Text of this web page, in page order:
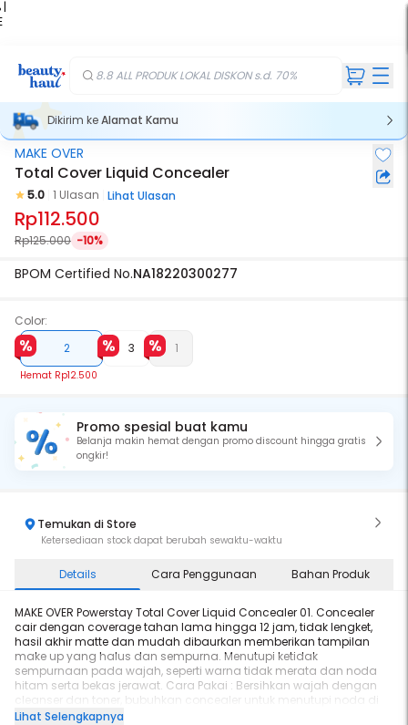
|
8.8 ALL PRODUK LOKAL DISKON s.d. 70%
Dikirim keAlamat Kamu
MAKE OVER
Total Cover Liquid Concealer
5.0 1 Ulasan Lihat Ulasan
Rp112.500
Rp125.000 -10%
BPOM Certified No.NA18220300277
Color:
2
Hemat Rp12.500
3 1
Promo spesial buat kamu
Belanja makin hemat dengan promo discount hingga gratis
ongkir!
Temukan di Store
Ketersediaan stock dapat berubah sewaktu-waktu
Details Cara Penggunaan Bahan Produk
MAKE OVER Powerstay Total Cover Liquid Concealer 01. Concealer
cair dengan coverage tahan lama hingga 12 jam, tidak lengket,
hasil akhir matte dan mudah dibaurkan memberikan tampilan
make up yang halus dan sempurna. Menutupi ketidak
sempurnaan pada wajah, seperti warna tidak merata dan noda
hitam serta bekas jerawat. Cara Pakai : Bersihkan wajah dengan
cleanser dan toner, bubuhkan concealer untuk menutupi noda di
wajah, kemudian gunakan foundation.
Lihat Selengkapnya